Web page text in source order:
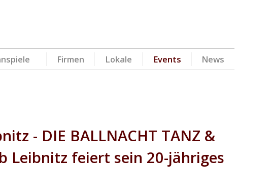
Firmen Lokale Events News
- DIE BALLNACHT TANZ &
Leibnitz feiert sein 20-jähriges